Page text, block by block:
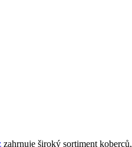
zahrnuje široký sortiment